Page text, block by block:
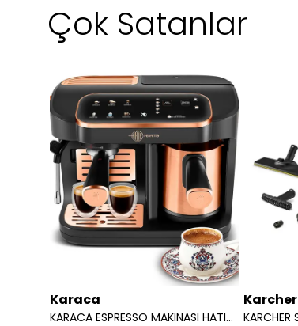
Çok Satanlar
Karaca
KARACA ESPRESSO MAKINASI HATIR PERFETTO ESPRESSO T.K.M. COPPER 8683650465904
Karcher